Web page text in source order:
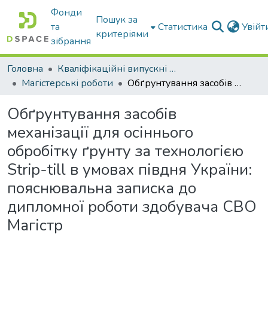
Фонди
та
зібрання
Пошук за
критеріями
Статистика
Головна
Кваліфікаційні випускні роботи бакалаврів і магістрів
Магістерські роботи
Обґрунтування засобів механізації для осіннього обробітку ґрунту за технологією Strip-till в умовах півдня України: пояснювальна записка до дипломної роботи здобувача СВО Магістр
Обґрунтування засобів
механізації для осіннього
обробітку ґрунту за технологією
Strip-till в умовах півдня України:
пояснювальна записка до
дипломної роботи здобувача СВО
Магістр